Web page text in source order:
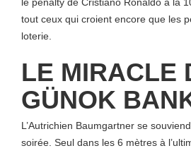
tout ceux qui croient encore que les
loterie.
LE MIRACLE
GÜNOK
L’Autrichien Baumgartner se
soirée. Seul dans les 6 mètres à